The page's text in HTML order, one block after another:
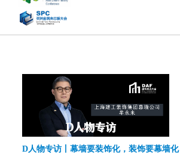
D人物专访丨幕墙要装饰化，装饰要幕墙化